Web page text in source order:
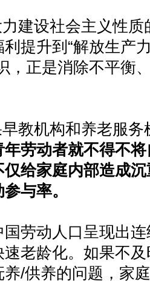
建设社会主义性
提升到 “解放生产
，正是消除不平衡
教机构和养老服务
劳动者就不得不
给家庭内部造成
与率。
国劳动人口呈现出
老龄化。如果不
养/供养的问题，家